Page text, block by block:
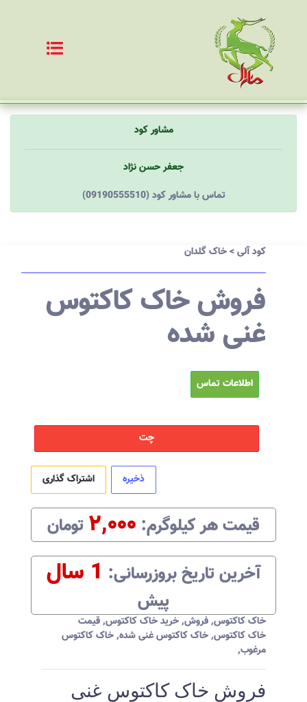
مشاور کود
جعفر حسن نژاد
(09190555510) تماس با مشاور کود
کود آلی>خاک گلدان
فروش خاک کاکتوس
غنی شده
اطلاعات تماس
چت
ذخیره اشتراک گذاری
قیمت هرکیلوگرم:‌ ۲,۰۰۰ تومان
آخرین تاریخ بروزرسانی:‌ 1 سال
پیش
خاک کاکتوس,فروش,خرید خاک کاکتوس,قیمت
خاک کاکتوس,خاک کاکتوس غنی شده,خاک کاکتوس
مرغوب,
فروش خاک کاکتوس غنی